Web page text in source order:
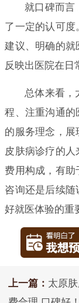
就口碑而言
了一定的认可
建议、明确的就
反映出医院在日
总体来看，
程、注重沟通的
的服务理念，
皮肤病诊疗的
费用构成，有
咨询还是后续随
好就医体验的重
上一篇： 太原